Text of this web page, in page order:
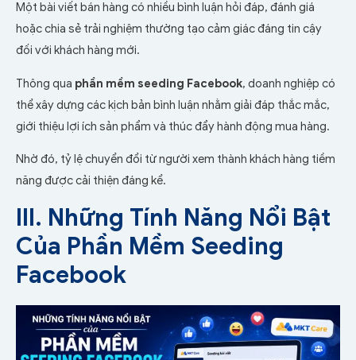
Một bài viết bán hàng có nhiều bình luận hỏi đáp, đánh giá
hoặc chia sẻ trải nghiệm thường tạo cảm giác đáng tin cậy
đối với khách hàng mới.
Thông qua phần mềm seeding Facebook, doanh nghiệp có
thể xây dựng các kịch bản bình luận nhằm giải đáp thắc mắc,
giới thiệu lợi ích sản phẩm và thúc đẩy hành động mua hàng.
Nhờ đó, tỷ lệ chuyển đổi từ người xem thành khách hàng tiềm
năng được cải thiện đáng kể.
III. Những Tính Năng Nổi Bật
Của Phần Mềm Seeding
Facebook